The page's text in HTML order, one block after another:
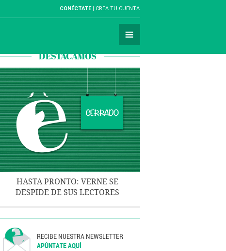
CONÉCTATE CREA TU CUENTA
DESTACAMOS
HASTA PRONTO: VERNE SE
DESPIDE DE SUS LECTORES
RECIBE NUESTRA NEWSLETTER
APÚNTATE AQUÍ